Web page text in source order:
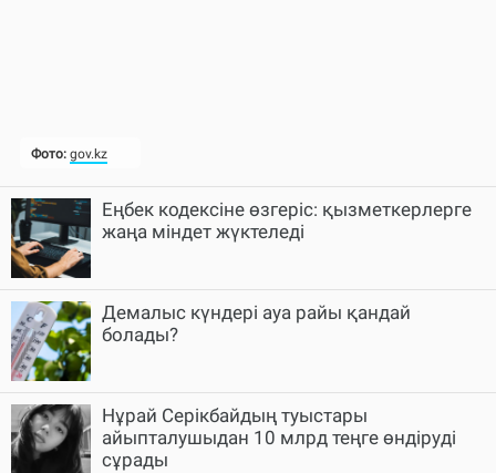
Еңбек кодексіне өзгеріс: қызметкерлерге
жаңа міндет жүктеледі
Демалыс күндері ауа райы қандай
болады?
Нұрай Серікбайдың туыстары
айыпталушыдан 10 млрд теңге өндіруді
сұрады